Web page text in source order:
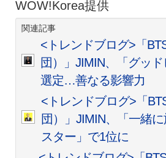
WOW!Korea提供
関連記事
<トレンドブログ>「
団）」JIMIN、「グッ
選定…善なる影響力
<トレンドブログ>「
団）」JIMIN、「一緒
スター」で1位に